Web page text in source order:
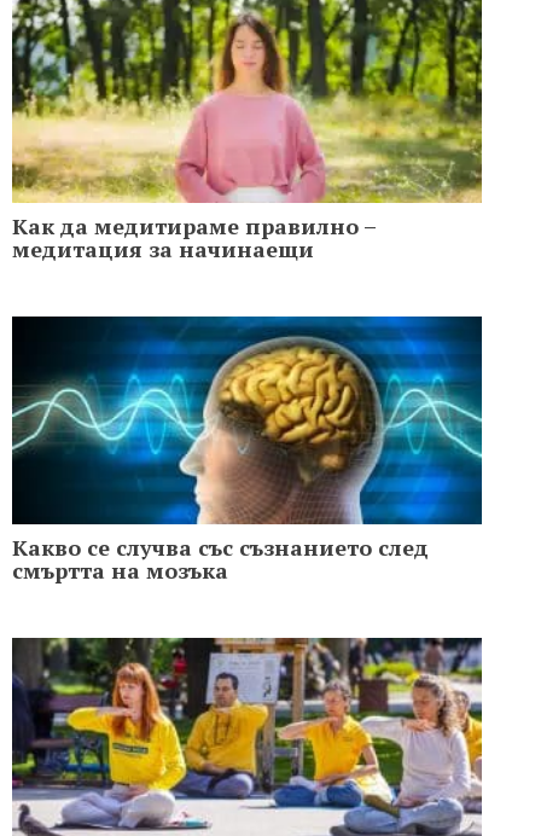
Как да медитираме правилно –
медитация за начинаещи
Какво се случва със съзнанието след
смъртта на мозъка